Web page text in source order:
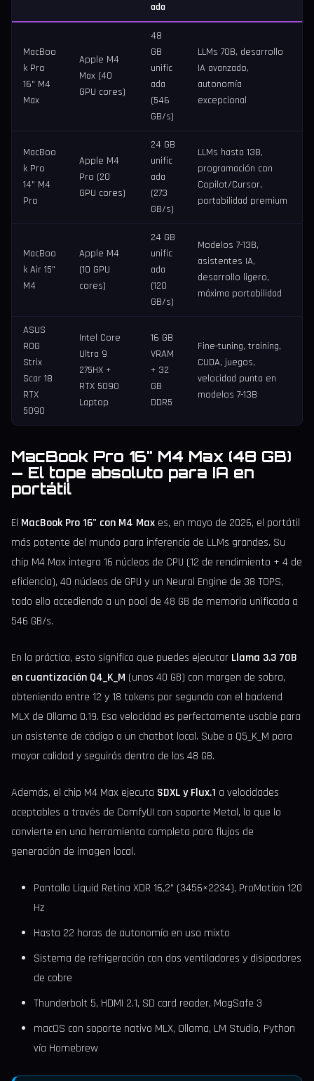
ada
MacBoo
k Pro
16" M4
Max
Apple M4
Max (40
GPU cores)
48
GB
unific
ada
(546
GB/s)
LLMs 70B, desarrollo
IA avanzado,
autonomía
excepcional
MacBoo
k Pro
14" M4
Pro
Apple M4
Pro (20
GPU cores)
24 GB
unific
ada
(273
GB/s)
LLMs hasta 13B,
programación con
Copilot/Cursor,
portabilidad premium
MacBoo
k Air 15"
M4
Apple M4
(10 GPU
cores)
24 GB
unific
ada
(120
GB/s)
Modelos 7-13B,
asistentes IA,
desarrollo ligero,
máxima portabilidad
ASUS
ROG
Strix
Scar 18
RTX
5090
Intel Core
Ultra 9
275HX +
RTX 5090
Laptop
16 GB
VRAM
+ 32
GB
DDR5
Fine-tuning, training,
CUDA, juegos,
velocidad punta en
modelos 7-13B
MacBook Pro 16" M4 Max (48 GB)
— El tope absoluto para IA en
portátil
El MacBook Pro 16" con M4 Max es, en mayo de 2026, el portátil
más potente del mundo para inferencia de LLMs grandes. Su
chip M4 Max integra 16 núcleos de CPU (12 de rendimiento + 4 de
eficiencia), 40 núcleos de GPU y un Neural Engine de 38 TOPS,
todo ello accediendo a un pool de 48 GB de memoria unificada a
546 GB/s.
En la práctica, esto significa que puedes ejecutar Llama 3.3 70B
en cuantización Q4_K_M (unos 40 GB) con margen de sobra,
obteniendo entre 12 y 18 tokens por segundo con el backend
MLX de Ollama 0.19. Esa velocidad es perfectamente usable para
un asistente de código o un chatbot local. Sube a Q5_K_M para
mayor calidad y seguirás dentro de los 48 GB.
Además, el chip M4 Max ejecuta SDXL y Flux.1 a velocidades
aceptables a través de ComfyUI con soporte Metal, lo que lo
convierte en una herramienta completa para flujos de
generación de imagen local.
Pantalla Liquid Retina XDR 16,2" (3456×2234), ProMotion 120
Hz
Hasta 22 horas de autonomía en uso mixto
Sistema de refrigeración con dos ventiladores y disipadores
de cobre
Thunderbolt 5, HDMI 2.1, SD card reader, MagSafe 3
macOS con soporte nativo MLX, Ollama, LM Studio, Python
vía Homebrew